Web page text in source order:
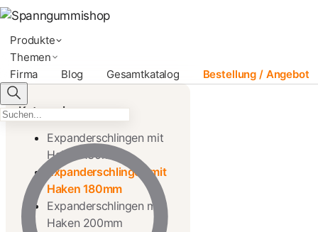
Produkte
Themen
Firma
Blog Gesamtkatalog Bestellung / Angebot
Kategorien
Expanderschlingen mit
Haken 130mm
Expanderschlingen mit
Haken 180mm
Expanderschlingen mit
Haken 200mm